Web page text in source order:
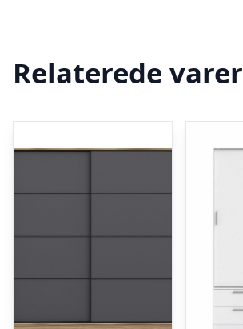
Relaterede varer